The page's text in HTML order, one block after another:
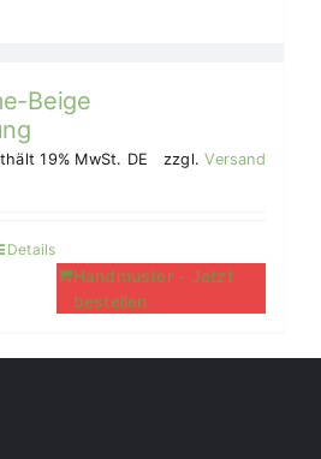
Beige
19% MwSt. DE zzgl.Versand
Handmuster - Jetzt
bestellen
Details